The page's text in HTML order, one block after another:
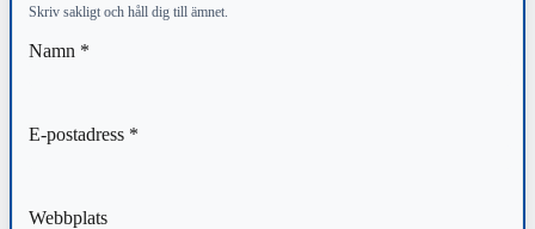
Skriv sakligt och håll dig till ämnet.
Namn *
E-postadress *
Webbplats